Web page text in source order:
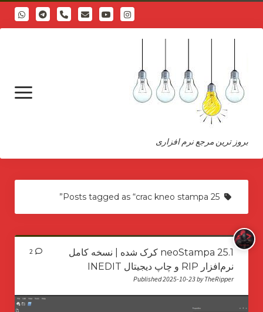
phone
بروز ترین مرجع نرم افزاری
open
menu
درباره
neoStampa 25.1 کرک شده | نسخه کامل
نرم‌افزار RIP و چاپ دیجیتال INEDIT
Published 2025-10-23 by TheRipper
2